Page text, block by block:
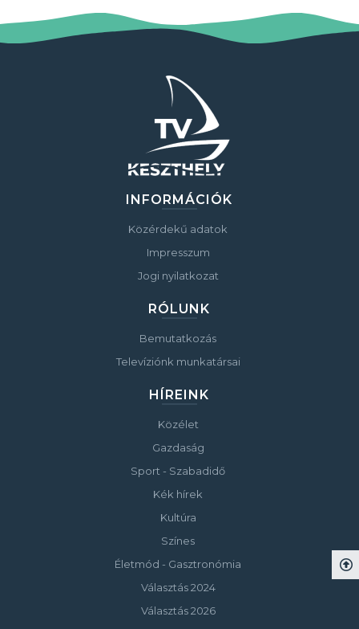
INFORMÁCIÓK
Közérdekű adatok
Impresszum
Jogi nyilatkozat
RÓLUNK
Bemutatkozás
Televíziónk munkatársai
HÍREINK
Közélet
Gazdaság
Sport - Szabadidő
Kék hírek
Kultúra
Színes
Életmód - Gasztronómia
Választás 2024
Választás 2026